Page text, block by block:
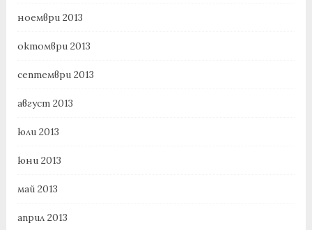
ноември 2013
октомври 2013
септември 2013
август 2013
юли 2013
юни 2013
май 2013
април 2013